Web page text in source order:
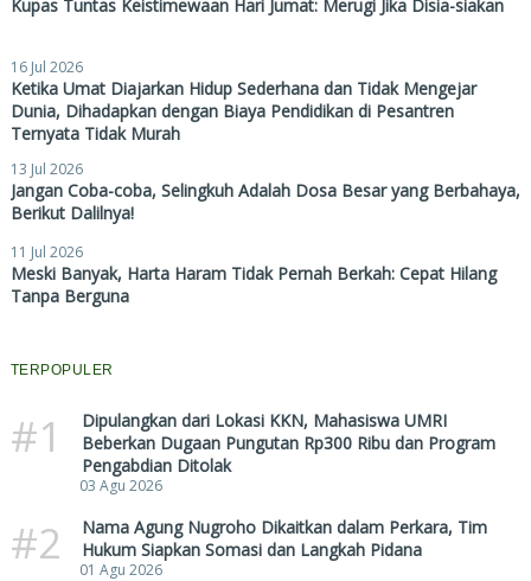
Kupas Tuntas Keistimewaan Hari Jumat: Merugi Jika Disia-siakan
16 Jul 2026
Ketika Umat Diajarkan Hidup Sederhana dan Tidak Mengejar
Dunia, Dihadapkan dengan Biaya Pendidikan di Pesantren
Ternyata Tidak Murah
13 Jul 2026
Jangan Coba-coba, Selingkuh Adalah Dosa Besar yang Berbahaya,
Berikut Dalilnya!
11 Jul 2026
Meski Banyak, Harta Haram Tidak Pernah Berkah: Cepat Hilang
Tanpa Berguna
TERPOPULER
#1
Dipulangkan dari Lokasi KKN, Mahasiswa UMRI
Beberkan Dugaan Pungutan Rp300 Ribu dan Program
Pengabdian Ditolak
03 Agu 2026
#2
Nama Agung Nugroho Dikaitkan dalam Perkara, Tim
Hukum Siapkan Somasi dan Langkah Pidana
01 Agu 2026